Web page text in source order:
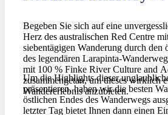
Begeben Sie sich auf eine
Herz des australischen Red Centre
siebentägigen Wanderung durch den
des legendären Larapinta-
mit 100 % Finke River Culture and
zusammengetan, um dieses wirklich
Wandererlebnis anzubieten.
Um die Highlights dieser
präsentieren, haben wir die besten
östlichen Endes des Wanderwegs
letzter Tag bietet Ihnen dann einen